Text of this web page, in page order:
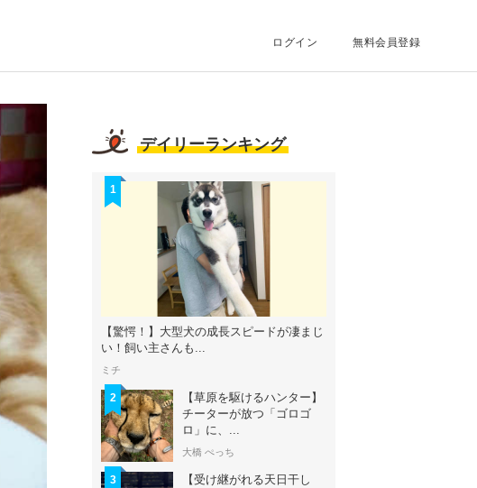
ログイン 無料会員登録
デイリーランキング
1
【驚愕！】大型犬の成長スピードが凄まじ
い！飼い主さんも...
ミチ
2
【草原を駆けるハンター】
チーターが放つ「ゴロゴ
ロ」に、...
大橋 ぺっち
3
【受け継がれる天日干し